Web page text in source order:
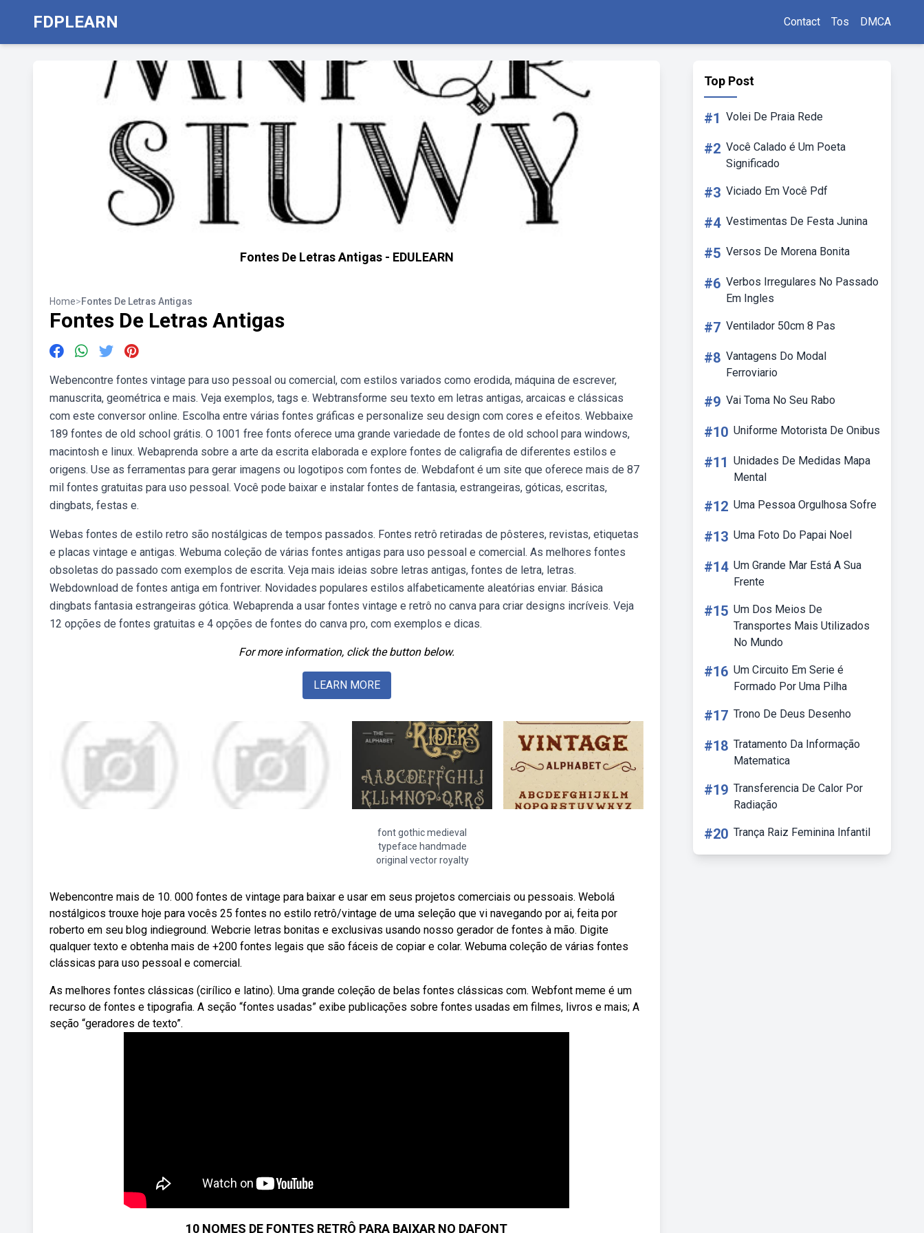
FDPLEARN Contact Tos DMCA
Fontes De Letras Antigas - EDULEARN
Home>Fontes De Letras Antigas
Fontes De Letras Antigas
Webencontre fontes vintage para uso pessoal ou comercial, com estilos variados como erodida, máquina de escrever,
manuscrita, geométrica e mais. Veja exemplos, tags e. Webtransforme seu texto em letras antigas, arcaicas e clássicas
com este conversor online. Escolha entre várias fontes gráficas e personalize seu design com cores e efeitos. Webbaixe
189 fontes de old school grátis. O 1001 free fonts oferece uma grande variedade de fontes de old school para windows,
macintosh e linux. Webaprenda sobre a arte da escrita elaborada e explore fontes de caligrafia de diferentes estilos e
origens. Use as ferramentas para gerar imagens ou logotipos com fontes de. Webdafont é um site que oferece mais de 87
mil fontes gratuitas para uso pessoal. Você pode baixar e instalar fontes de fantasia, estrangeiras, góticas, escritas,
dingbats, festas e.
Webas fontes de estilo retro são nostálgicas de tempos passados. Fontes retrô retiradas de pôsteres, revistas, etiquetas
e placas vintage e antigas. Webuma coleção de várias fontes antigas para uso pessoal e comercial. As melhores fontes
obsoletas do passado com exemplos de escrita. Veja mais ideias sobre letras antigas, fontes de letra, letras.
Webdownload de fontes antiga em fontriver. Novidades populares estilos alfabeticamente aleatórias enviar. Básica
dingbats fantasia estrangeiras gótica. Webaprenda a usar fontes vintage e retrô no canva para criar designs incríveis. Veja
12 opções de fontes gratuitas e 4 opções de fontes do canva pro, com exemplos e dicas.
For more information, click the button below.
LEARN MORE
font gothic medieval
typeface handmade
original vector royalty
Webencontre mais de 10. 000 fontes de vintage para baixar e usar em seus projetos comerciais ou pessoais. Webolá
nostálgicos trouxe hoje para vocês 25 fontes no estilo retrô/vintage de uma seleção que vi navegando por ai, feita por
roberto em seu blog indieground. Webcrie letras bonitas e exclusivas usando nosso gerador de fontes à mão. Digite
qualquer texto e obtenha mais de +200 fontes legais que são fáceis de copiar e colar. Webuma coleção de várias fontes
clássicas para uso pessoal e comercial.
As melhores fontes clássicas (cirílico e latino). Uma grande coleção de belas fontes clássicas com. Webfont meme é um
recurso de fontes e tipografia. A seção “fontes usadas” exibe publicações sobre fontes usadas em filmes, livros e mais; A
seção “geradores de texto”.
10 NOMES DE FONTES RETRÔ PARA BAIXAR NO DAFONT
Top Post
#1 Volei De Praia Rede
#2 Você Calado é Um Poeta
Significado
#3 Viciado Em Você Pdf
#4 Vestimentas De Festa Junina
#5 Versos De Morena Bonita
#6 Verbos Irregulares No Passado
Em Ingles
#7 Ventilador 50cm 8 Pas
#8 Vantagens Do Modal
Ferroviario
#9 Vai Toma No Seu Rabo
#10 Uniforme Motorista De Onibus
#11 Unidades De Medidas Mapa
Mental
#12 Uma Pessoa Orgulhosa Sofre
#13 Uma Foto Do Papai Noel
#14 Um Grande Mar Está A Sua
Frente
#15 Um Dos Meios De
Transportes Mais Utilizados
No Mundo
#16 Um Circuito Em Serie é
Formado Por Uma Pilha
#17 Trono De Deus Desenho
#18 Tratamento Da Informação
Matematica
#19 Transferencia De Calor Por
Radiação
#20 Trança Raiz Feminina Infantil